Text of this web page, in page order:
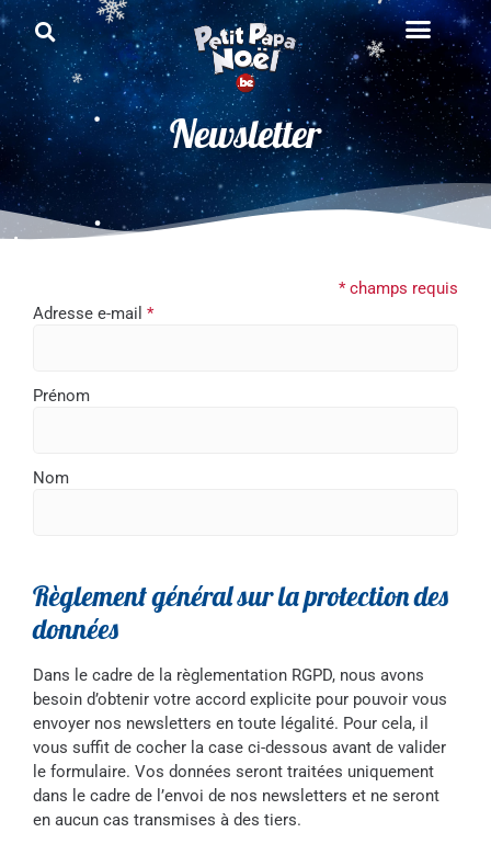
Newsletter
*champs requis
Adresse e-mail *
Prénom
Nom
Règlement général sur la protection des
données
Dans le cadre de la règlementation RGPD, nous avons
besoin d’obtenir votre accord explicite pour pouvoir vous
envoyer nos newsletters en toute légalité. Pour cela, il
vous suffit de cocher la case ci-dessous avant de valider
le formulaire. Vos données seront traitées uniquement
dans le cadre de l’envoi de nos newsletters et ne seront
en aucun cas transmises à des tiers.